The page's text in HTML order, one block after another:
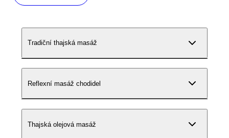
Tradiční thajská masáž
Reflexní masáž chodidel
Thajská olejová masáž